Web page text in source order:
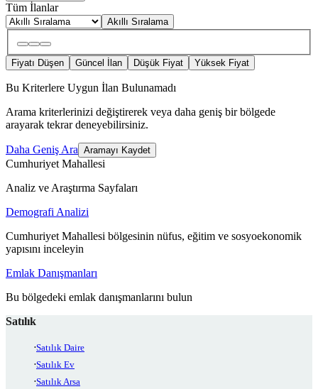
Tüm İlanlar
Akıllı Sıralama
Fiyatı Düşen Güncel İlan Düşük Fiyat Yüksek Fiyat
Bu Kriterlere Uygun İlan Bulunamadı
Arama kriterlerinizi değiştirerek veya daha geniş bir bölgede
arayarak tekrar deneyebilirsiniz.
Daha Geniş Ara Aramayı Kaydet
Cumhuriyet Mahallesi
Analiz ve Araştırma Sayfaları
Demografi Analizi
Cumhuriyet Mahallesi bölgesinin nüfus, eğitim ve sosyoekonomik
yapısını inceleyin
Emlak Danışmanları
Bu bölgedeki emlak danışmanlarını bulun
Satılık
Satılık Daire
Satılık Ev
Satılık Arsa